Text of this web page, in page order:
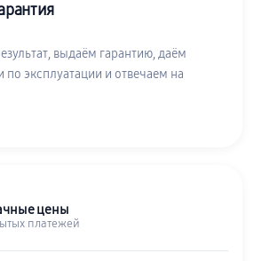
выдаём гарантию, даём
по эксплуатации и отвечаем на
цены
платежей